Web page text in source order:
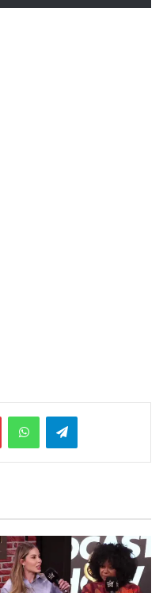
PinterestWhatsAppTelegram